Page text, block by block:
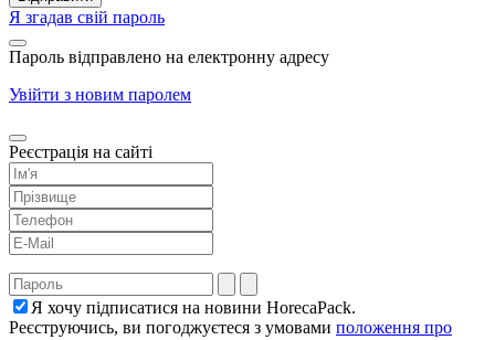
Я згадав свій пароль
Пароль відправлено на електронну адресу
Увійти з новим паролем
Реєстрація на сайті
Я хочу підписатися на новини HorecaPack.
Реєструючись, ви погоджуєтеся з умовами положення про